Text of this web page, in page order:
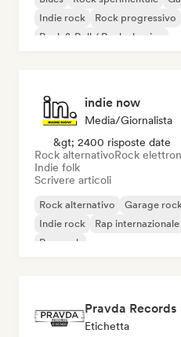
Indie rock
Rock progressivo
Rock & Roll / Rock classico
indie now
Media/Giornalista
&gt; 2400 risposte date
Rock alternativoRock
Indie folk
Scrivere articoli
Rock alternativo Garage
Indie rock
Rap internazionale
Pop rock
Pravda Records
Etichetta